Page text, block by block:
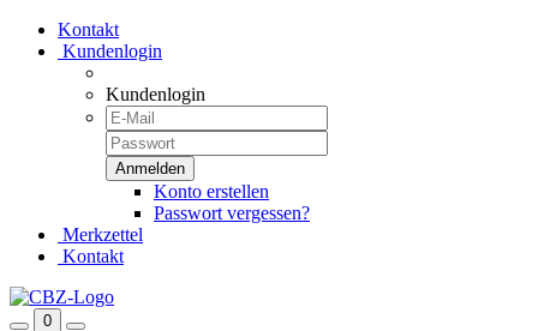
Kontakt
Kundenlogin
Kundenlogin
Konto erstellen
Passwort vergessen?
Merkzettel
Kontakt
0